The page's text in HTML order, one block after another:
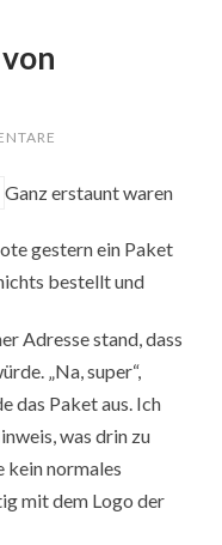
Ganz erstaunt waren
gestern ein Paket
bestellt und
Adresse stand, dass
„Na, super“,
das Paket aus. Ich
was drin zu
kein normales
mit dem Logo der